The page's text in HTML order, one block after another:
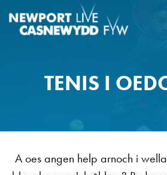
TENIS I
A oes angen help arnoch i